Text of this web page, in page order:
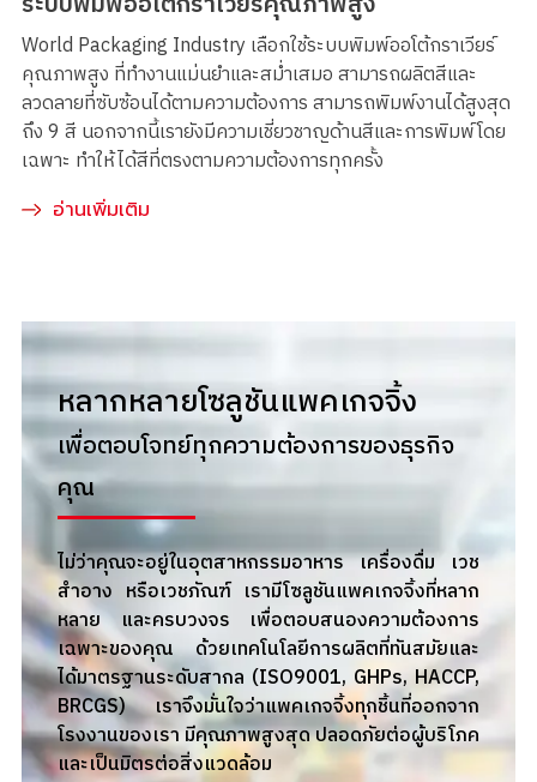
World Packaging Industry เลือกใช้ระบบพิมพ์ออโต้กราเวียร์
คุณภาพสูง ที่ทำงานแม่นยำและสม่ำเสมอ สามารถผลิตสีและ
ลวดลายที่ซับซ้อนได้ตามความต้องการ สามารถพิมพ์งานได้สูงสุด
ถึง 9 สี นอกจากนี้เรายังมีความเชี่ยวชาญด้านสีและการพิมพ์โดย
เฉพาะ ทำให้ได้สีที่ตรงตามความต้องการทุกครั้ง
อ่านเพิ่มเติม
หลากหลายโซลูชันแพคเกจจิ้ง
เพื่อตอบโจทย์ทุกความต้องการของธุรกิจ
คุณ
ไม่ว่าคุณจะอยู่ในอุตสาหกรรมอาหาร เครื่องดื่ม เวช
สำอาง หรือเวชภัณฑ์ เรามีโซลูชันแพคเกจจิ้งที่หลาก
หลาย และครบวงจร เพื่อตอบสนองความต้องการ
เฉพาะของคุณ ด้วยเทคโนโลยีการผลิตที่ทันสมัยและ
ได้มาตรฐานระดับสากล (ISO9001, GHPs, HACCP,
BRCGS) เราจึงมั่นใจว่าแพคเกจจิ้งทุกชิ้นที่ออกจาก
โรงงานของเรา มีคุณภาพสูงสุด ปลอดภัยต่อผู้บริโภค
และเป็นมิตรต่อสิ่งแวดล้อม